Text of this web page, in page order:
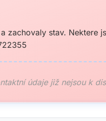
zachovaly stav. Nektere
údaje již nejsou k